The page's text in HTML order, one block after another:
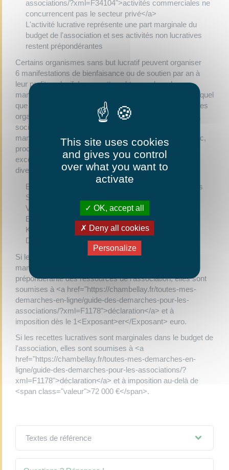
associations/?xml=F34104">activités commerciales ne
concurrencent pas le secteur privé</a>
L'activité lucrative représente une part marginale du
budget de l'association et ses activités non lucratives
restent prépondérantes
Certains organismes sans but lucratif peuvent organiser
6 manifestations de bienfaisance ou de soutien par an à
leur profit exclusif. Les recettes obtenues lors de ces
manifestations sont exonérées d'impôts commerciaux, quel
que soit leur montant. Les organismes concernés sont les
organismes à caractère social, éducatif, culturel, sportif,
social ou philanthropique. L'exonération concerne les
manifestations qui, faisant appel à la générosité du public,
procurent à l'organisateur des moyens financiers
exceptionnels. Les manifestations visées peuvent être
diverses :
Bals, concerts, spectacles folkloriques ou de variétés
Séances de cinéma ou de théâtre
Ventes de charité ou de solidarité,
Expositions
Kermesses, tombolas, loteries
Divertissements sportifs
Si les recettes lucratives (sauf celles obtenues lors des
manifestations de bienfaisance) représentent une part
prépondérante des ressources de l'association, elles sont
soumises à <a href="https://chambellay.fr/toutes-mes-
demarches-en-ligne/guide-des-demarches-pour-les-
associations/?xml=F1178">déclaration</a> et à
imposition dès le 1<Exposant>er</Exposant> euro.
Si les recettes lucratives sont marginales dans le budget de
l'association, elles sont soumises à <a
href="https://chambellay.fr/toutes-mes-demarches-en-
ligne/guide-des-demarches-pour-les-associations/?
xml=F1178">déclaration</a> et à imposition au-delà de
<span class="valeur">72 000 €</span>.
Textes de référence
This site uses cookies
and gives you control
over what you want to
activate
OK, accept all
Deny all cookies
Personalize